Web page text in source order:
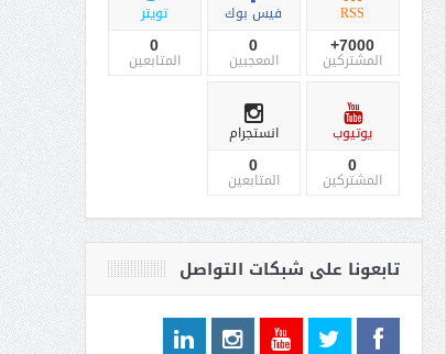
RSS
7000+
المشتركين
فيس بوك
0
المعجبين
تويتر
0
المتابعين
يوتيوب
0
المشتركين
انستجرام
0
المتابعين
تابعونا على شبكات التواصل